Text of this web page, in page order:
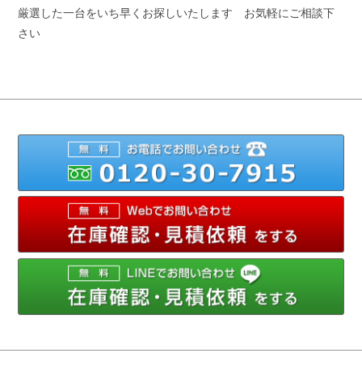
厳選した一台をいち早くお探しいたします お気軽にご相談下
さい